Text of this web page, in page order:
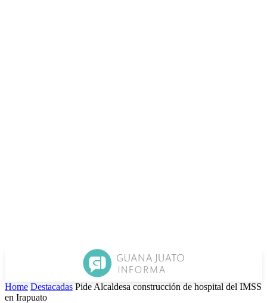
Home Destacadas Pide Alcaldesa construcción de hospital del IMSS
en Irapuato